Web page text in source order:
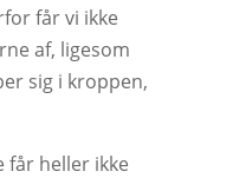
får vi ikke
af, ligesom
sig i kroppen,
får heller ikke